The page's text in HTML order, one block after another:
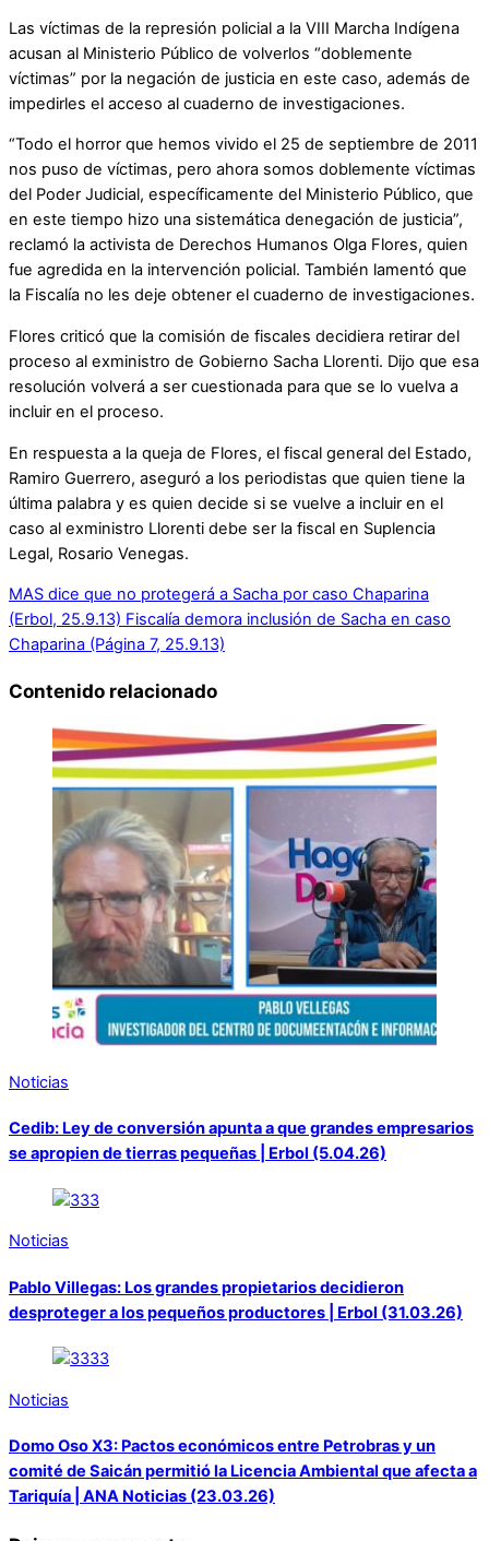
Las víctimas de la represión policial a la VIII Marcha Indígena
acusan al Ministerio Público de volverlos “doblemente
víctimas” por la negación de justicia en este caso, además de
impedirles el acceso al cuaderno de investigaciones.
“Todo el horror que hemos vivido el 25 de septiembre de 2011
nos puso de víctimas, pero ahora somos doblemente víctimas
del Poder Judicial, específicamente del Ministerio Público, que
en este tiempo hizo una sistemática denegación de justicia”,
reclamó la activista de Derechos Humanos Olga Flores, quien
fue agredida en la intervención policial. También lamentó que
la Fiscalía no les deje obtener el cuaderno de investigaciones.
Flores criticó que la comisión de fiscales decidiera retirar del
proceso al exministro de Gobierno Sacha Llorenti. Dijo que esa
resolución volverá a ser cuestionada para que se lo vuelva a
incluir en el proceso.
En respuesta a la queja de Flores, el fiscal general del Estado,
Ramiro Guerrero, aseguró a los periodistas que quien tiene la
última palabra y es quien decide si se vuelve a incluir en el
caso al exministro Llorenti debe ser la fiscal en Suplencia
Legal, Rosario Venegas.
MAS dice que no protegerá a Sacha por caso Chaparina
(Erbol, 25.9.13) Fiscalía demora inclusión de Sacha en caso
Chaparina (Página 7, 25.9.13)
Contenido relacionado
Noticias
Cedib: Ley de conversión apunta a que grandes empresarios
se apropien de tierras pequeñas | Erbol (5.04.26)
Noticias
Pablo Villegas: Los grandes propietarios decidieron
desproteger a los pequeños productores | Erbol (31.03.26)
Noticias
Domo Oso X3: Pactos económicos entre Petrobras y un
comité de Saicán permitió la Licencia Ambiental que afecta a
Tariquía | ANA Noticias (23.03.26)